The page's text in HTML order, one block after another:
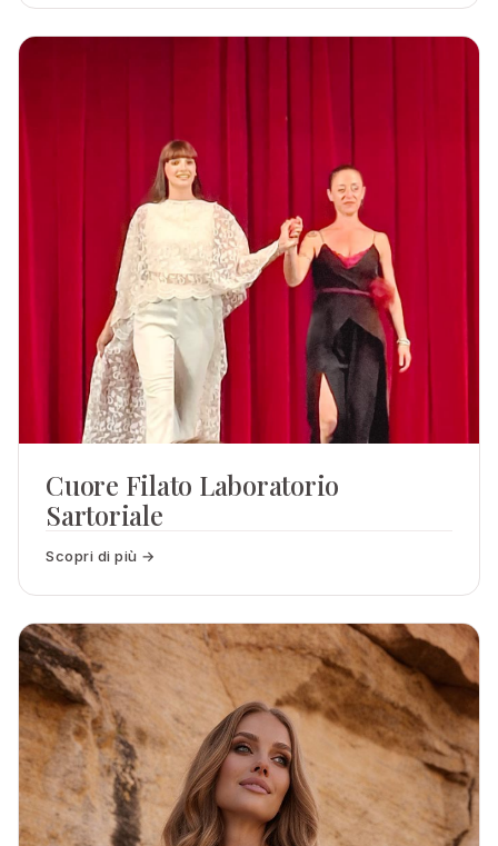
Cuore Filato Laboratorio
Sartoriale
Scopri di più →